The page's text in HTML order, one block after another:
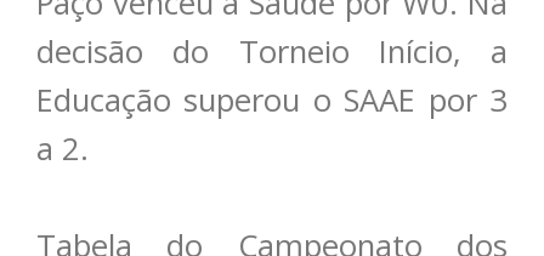
decisão do Torneio Início, a
Educação superou o SAAE por 3
a 2.
Tabela do Campeonato dos